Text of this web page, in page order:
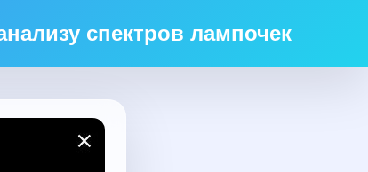
спектров лампочек